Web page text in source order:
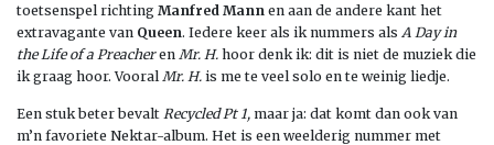
toetsenspel richting Manfred Mann en aan de andere kant het
extravagante van Queen. Iedere keer als ik nummers als A Day in
the Life of a Preacheren Mr. H. hoor denk ik: dit is niet de muziek die
ik graag hoor. Vooral Mr. H. is me te veel solo en te weinig liedje.
Een stuk beter bevalt Recycled Pt 1, maar ja: dat komt dan ook van
m’n favoriete Nektar-album. Het is een weelderig nummer met